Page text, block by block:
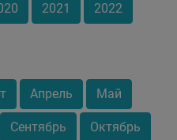
2021 2022
Апрель Май
Сентябрь Октябрь